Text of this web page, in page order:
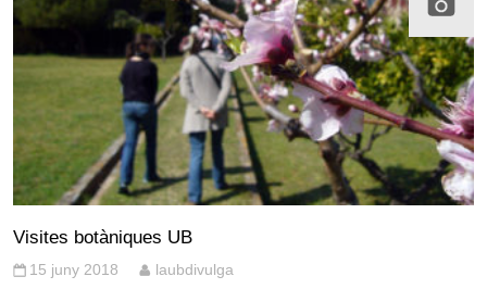
Visites botàniques UB
15 juny 2018 laubdivulga